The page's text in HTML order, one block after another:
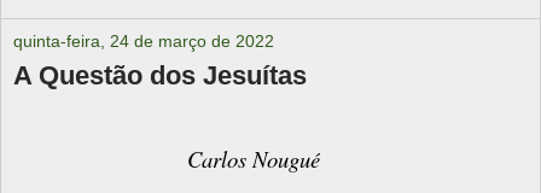
quinta-feira, 24 de março de 2022
A Questão dos Jesuítas
Carlos Nougué